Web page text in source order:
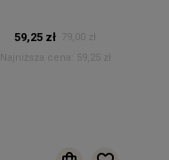
59,25 zł
79,00 zł
Najniższa cena:
59,25 zł